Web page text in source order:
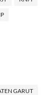
GARUT